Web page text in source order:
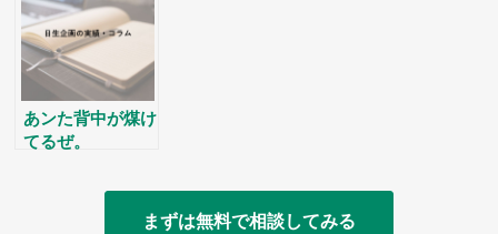
あンた背中が煤け
てるぜ。
まずは無料で相談してみる